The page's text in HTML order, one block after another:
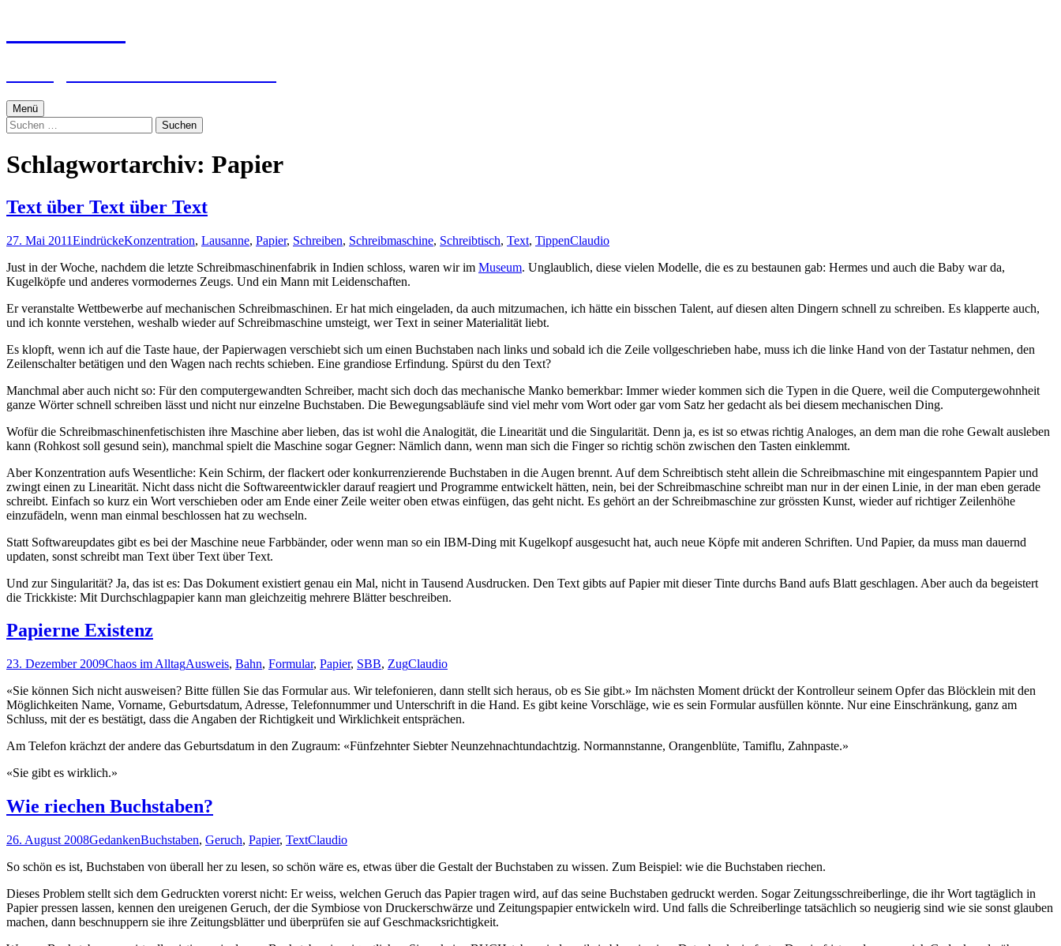
Menü
Suchen
nach:
Schlagwortarchiv: Papier
Text über Text über Text
27. Mai 2011EindrückeKonzentration, Lausanne, Papier, Schreiben, Schreibmaschine, Schreibtisch, Text, TippenClaudio
Just in der Woche, nachdem die letzte Schreibmaschinenfabrik in Indien schloss, waren wir im Museum. Unglaublich, diese vielen Modelle, die es zu bestaunen gab: Hermes und auch die Baby war da,
Kugelköpfe und anderes vormodernes Zeugs. Und ein Mann mit Leidenschaften.
Er veranstalte Wettbewerbe auf mechanischen Schreibmaschinen. Er hat mich eingeladen, da auch mitzumachen, ich hätte ein bisschen Talent, auf diesen alten Dingern schnell zu schreiben. Es klapperte auch,
und ich konnte verstehen, weshalb wieder auf Schreibmaschine umsteigt, wer Text in seiner Materialität liebt.
Es klopft, wenn ich auf die Taste haue, der Papierwagen verschiebt sich um einen Buchstaben nach links und sobald ich die Zeile vollgeschrieben habe, muss ich die linke Hand von der Tastatur nehmen, den
Zeilenschalter betätigen und den Wagen nach rechts schieben. Eine grandiose Erfindung. Spürst du den Text?
Manchmal aber auch nicht so: Für den computergewandten Schreiber, macht sich doch das mechanische Manko bemerkbar: Immer wieder kommen sich die Typen in die Quere, weil die Computergewohnheit
ganze Wörter schnell schreiben lässt und nicht nur einzelne Buchstaben. Die Bewegungsabläufe sind viel mehr vom Wort oder gar vom Satz her gedacht als bei diesem mechanischen Ding.
Wofür die Schreibmaschinenfetischisten ihre Maschine aber lieben, das ist wohl die Analogität, die Linearität und die Singularität. Denn ja, es ist so etwas richtig Analoges, an dem man die rohe Gewalt ausleben
kann (Rohkost soll gesund sein), manchmal spielt die Maschine sogar Gegner: Nämlich dann, wenn man sich die Finger so richtig schön zwischen den Tasten einklemmt.
Aber Konzentration aufs Wesentliche: Kein Schirm, der flackert oder konkurrenzierende Buchstaben in die Augen brennt. Auf dem Schreibtisch steht allein die Schreibmaschine mit eingespanntem Papier und
zwingt einen zu Linearität. Nicht dass nicht die Softwareentwickler darauf reagiert und Programme entwickelt hätten, nein, bei der Schreibmaschine schreibt man nur in der einen Linie, in der man eben gerade
schreibt. Einfach so kurz ein Wort verschieben oder am Ende einer Zeile weiter oben etwas einfügen, das geht nicht. Es gehört an der Schreibmaschine zur grössten Kunst, wieder auf richtiger Zeilenhöhe
einzufädeln, wenn man einmal beschlossen hat zu wechseln.
Statt Softwareupdates gibt es bei der Maschine neue Farbbänder, oder wenn man so ein IBM-Ding mit Kugelkopf ausgesucht hat, auch neue Köpfe mit anderen Schriften. Und Papier, da muss man dauernd
updaten, sonst schreibt man Text über Text über Text.
Und zur Singularität? Ja, das ist es: Das Dokument existiert genau ein Mal, nicht in Tausend Ausdrucken. Den Text gibts auf Papier mit dieser Tinte durchs Band aufs Blatt geschlagen. Aber auch da begeistert
die Trickkiste: Mit Durchschlagpapier kann man gleichzeitig mehrere Blätter beschreiben.
Papierne Existenz
23. Dezember 2009Chaos im AlltagAusweis, Bahn, Formular, Papier, SBB, ZugClaudio
«Sie können Sich nicht ausweisen? Bitte füllen Sie das Formular aus. Wir telefonieren, dann stellt sich heraus, ob es Sie gibt.» Im nächsten Moment drückt der Kontrolleur seinem Opfer das Blöcklein mit den
Möglichkeiten Name, Vorname, Geburtsdatum, Adresse, Telefonnummer und Unterschrift in die Hand. Es gibt keine Vorschläge, wie es sein Formular ausfüllen könnte. Nur eine Einschränkung, ganz am
Schluss, mit der es bestätigt, dass die Angaben der Richtigkeit und Wirklichkeit entsprächen.
Am Telefon krächzt der andere das Geburtsdatum in den Zugraum: «Fünfzehnter Siebter Neunzehnachtundachtzig. Normannstanne, Orangenblüte, Tamiflu, Zahnpaste.»
«Sie gibt es wirklich.»
Wie riechen Buchstaben?
26. August 2008GedankenBuchstaben, Geruch, Papier, TextClaudio
So schön es ist, Buchstaben von überall her zu lesen, so schön wäre es, etwas über die Gestalt der Buchstaben zu wissen. Zum Beispiel: wie die Buchstaben riechen.
Dieses Problem stellt sich dem Gedruckten vorerst nicht: Er weiss, welchen Geruch das Papier tragen wird, auf das seine Buchstaben gedruckt werden. Sogar Zeitungsschreiberlinge, die ihr Wort tagtäglich in
Papier pressen lassen, kennen den ureigenen Geruch, der die Symbiose von Druckerschwärze und Zeitungspapier entwickeln wird. Und falls die Schreiberlinge tatsächlich so neugierig sind wie sie sonst glauben
machen, dann beschnuppern sie ihre Zeitungsblätter und überprüfen sie auf Geschmacksrichtigkeit.